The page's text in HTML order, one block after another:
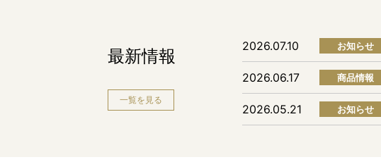
最新情報
一覧を見る
2026.07.10 お知らせ
2026.06.17 商品情報
2026.05.21 お知らせ